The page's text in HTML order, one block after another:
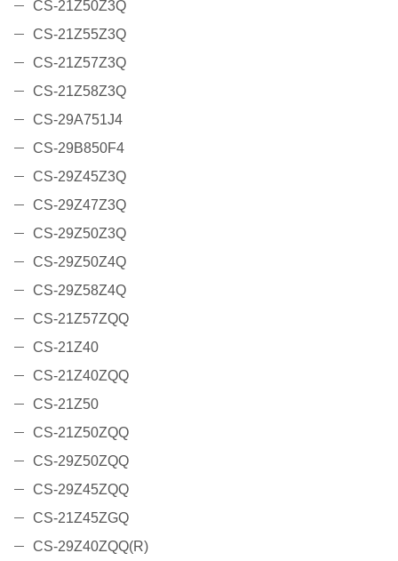
CS-21Z50Z3Q
CS-21Z55Z3Q
CS-21Z57Z3Q
CS-21Z58Z3Q
CS-29A751J4
CS-29B850F4
CS-29Z45Z3Q
CS-29Z47Z3Q
CS-29Z50Z3Q
CS-29Z50Z4Q
CS-29Z58Z4Q
CS-21Z57ZQQ
CS-21Z40
CS-21Z40ZQQ
CS-21Z50
CS-21Z50ZQQ
CS-29Z50ZQQ
CS-29Z45ZQQ
CS-21Z45ZGQ
CS-29Z40ZQQ(R)